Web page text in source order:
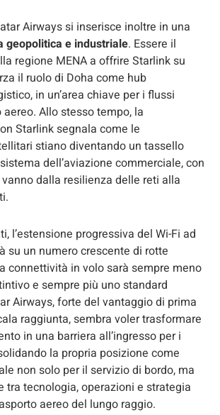
Airways si inserisce inoltre in una
geopolitica e industriale. Essere il
regione MENA a offrire Starlink su
il ruolo di Doha come hub
in un’area chiave per i flussi
Allo stesso tempo, la
Starlink segnala come le
stiano diventando un tassello
dell’aviazione commerciale, con
dalla resilienza delle reti alla
l’estensione progressiva del Wi-Fi ad
su un numero crescente di rotte
connettività in volo sarà sempre meno
e sempre più uno standard
Airways, forte del vantaggio di prima
raggiunta, sembra voler trasformare
in una barriera all’ingresso per i
la propria posizione come
non solo per il servizio di bordo, ma
tra tecnologia, operazioni e strategia
aereo del lungo raggio.